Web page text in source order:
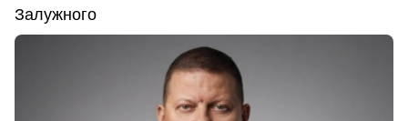
Залужного